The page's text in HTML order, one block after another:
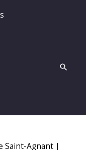
Saint-Agnant |